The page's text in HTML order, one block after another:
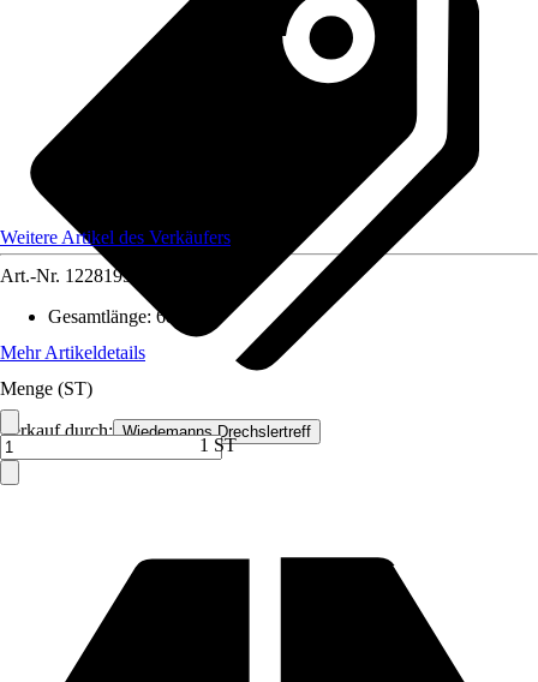
Verkauf durch: Wiedemanns Drechslertreff
Weitere Artikel des Verkäufers
Art.-Nr. 12281991
Gesamtlänge:680 mm
Mehr Artikeldetails
Menge (ST)
1 ST